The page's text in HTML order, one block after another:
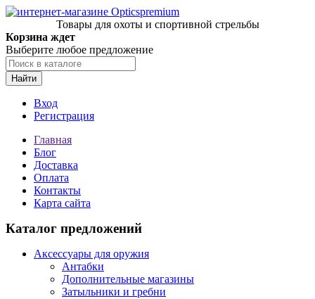
Товары для охоты и спортивной стрельбы
Корзина ждет
Выберите любое предложение
Найти
Вход
Регистрация
Главная
Блог
Доставка
Оплата
Контакты
Карта сайта
Каталог предложений
Аксессуары для оружия
Антабки
Дополнительные магазины
Затыльники и гребни